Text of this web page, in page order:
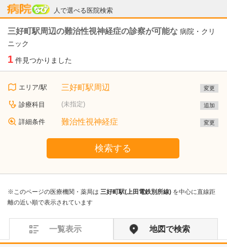
人で選べる医院検索
病院なび
三好町駅周辺の難治性視神経症の診察が可能な 病院・クリ
ニック
1 件見つかりました
エリア/駅 三好町駅周辺 変更
診療科目 (未指定) 追加
詳細条件 難治性視神経症 変更
検索する
※このページの医療機関・薬局は 三好町駅(上田電鉄別所線) を中心に直線距
離の近い順で表示されています
一覧表示 地図で検索